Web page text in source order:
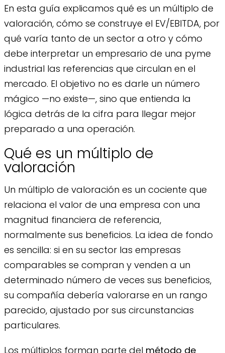
En esta guía explicamos qué es un múltiplo de
valoración, cómo se construye el EV/EBITDA, por
qué varía tanto de un sector a otro y cómo
debe interpretar un empresario de una pyme
industrial las referencias que circulan en el
mercado. El objetivo no es darle un número
mágico —no existe—, sino que entienda la
lógica detrás de la cifra para llegar mejor
preparado a una operación.
Qué es un múltiplo de
valoración
Un múltiplo de valoración es un cociente que
relaciona el valor de una empresa con una
magnitud financiera de referencia,
normalmente sus beneficios. La idea de fondo
es sencilla: si en su sector las empresas
comparables se compran y venden a un
determinado número de veces sus beneficios,
su compañía debería valorarse en un rango
parecido, ajustado por sus circunstancias
particulares.
Los múltiplos forman parte del método de